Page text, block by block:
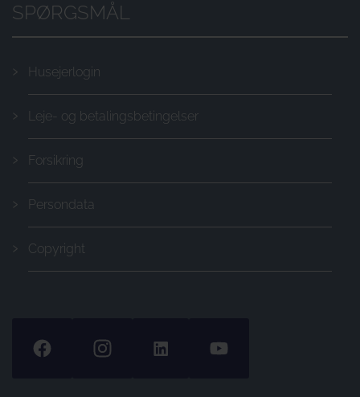
SPØRGSMÅL
Husejerlogin
Leje- og betalingsbetingelser
Forsikring
Persondata
Copyright